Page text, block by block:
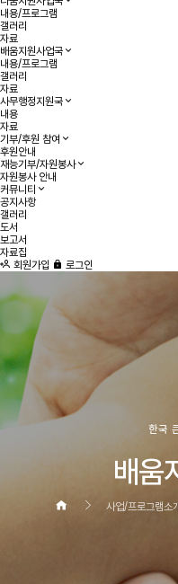
내용/프로그램
갤러리
자료
배움지원사업국
내용/프로그램
갤러리
자료
사무행정지원국
내용
자료
기부/후원 참여
후원안내
재능기부/자원봉사
자원봉사 안내
커뮤니티
공지사항
갤러리
도서
보고서
자료집
회원가입
로그인
한국
배움
사업/프로그램소